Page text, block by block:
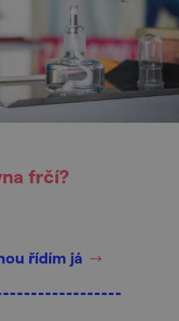
frčí?
řídím já